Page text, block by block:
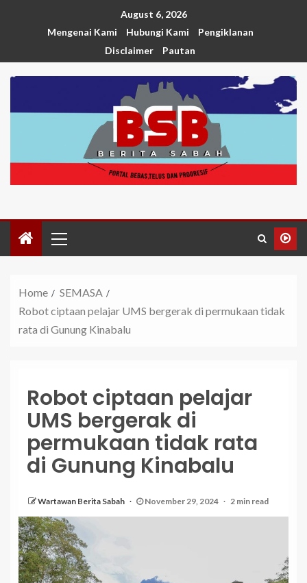
August 6, 2026
Mengenai Kami
Hubungi Kami
Pengiklanan
Disclaimer
Pautan
Home
SEMASA
Robot ciptaan pelajar UMS bergerak di permukaan tidak
rata di Gunung Kinabalu
Robot ciptaan pelajar
UMS bergerak di
permukaan tidak rata
di Gunung Kinabalu
Wartawan Berita Sabah November 29, 2024 2 min read